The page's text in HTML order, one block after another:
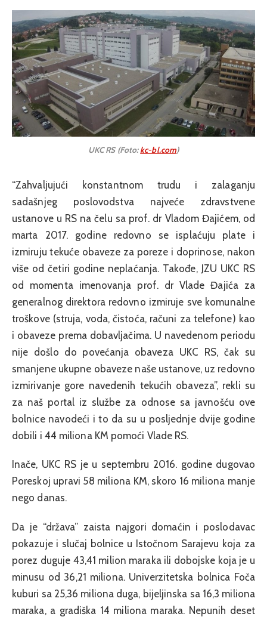
UKC RS (Foto:kc-bl.com)
“Zahvaljujući konstantnom trudu i zalaganju
sadašnjeg poslovodstva najveće zdravstvene
ustanove u RS na čelu sa prof. dr Vladom Đajićem, od
marta 2017. godine redovno se isplaćuju plate i
izmiruju tekuće obaveze za poreze i doprinose, nakon
više od četiri godine neplaćanja. Takođe, JZU UKC RS
od momenta imenovanja prof. dr Vlade Đajića za
generalnog direktora redovno izmiruje sve komunalne
troškove (struja, voda, čistoća, računi za telefone) kao
i obaveze prema dobavljačima. U navedenom periodu
nije došlo do povećanja obaveza UKC RS, čak su
smanjene ukupne obaveze naše ustanove, uz redovno
izmirivanje gore navedenih tekućih obaveza”, rekli su
za naš portal iz službe za odnose sa javnošću ove
bolnice navodeći i to da su u posljednje dvije godine
dobili i 44 miliona KM pomoći Vlade RS.
Inače, UKC RS je u septembru 2016. godine dugovao
Poreskoj upravi 58 miliona KM, skoro 16 miliona manje
nego danas.
Da je “država” zaista najgori domaćin i poslodavac
pokazuje i slučaj bolnice u Istočnom Sarajevu koja za
porez duguje 43,41 milion maraka ili dobojske koja je u
minusu od 36,21 miliona. Univerzitetska bolnica Foča
kuburi sa 25,36 miliona duga, bijeljinska sa 16,3 miliona
maraka, a gradiška 14 miliona maraka. Nepunih deset